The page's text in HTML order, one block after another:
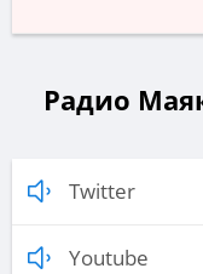
Радио
Twitter
Youtube